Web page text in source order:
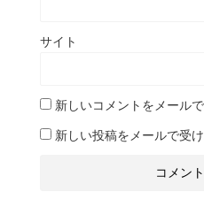
サイト
新しいコメントをメール
新しい投稿をメールで受